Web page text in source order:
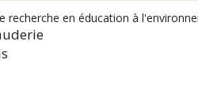
en éducation à